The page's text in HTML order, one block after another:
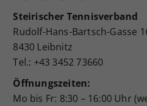
Steirischer Tennisverband
Rudolf-Hans-Bartsch-Gasse
8430 Leibnitz
Tel.: +43 3452 73660
Öffnungszeiten:
Mo bis Fr: 8:30 – 16:00 Uhr